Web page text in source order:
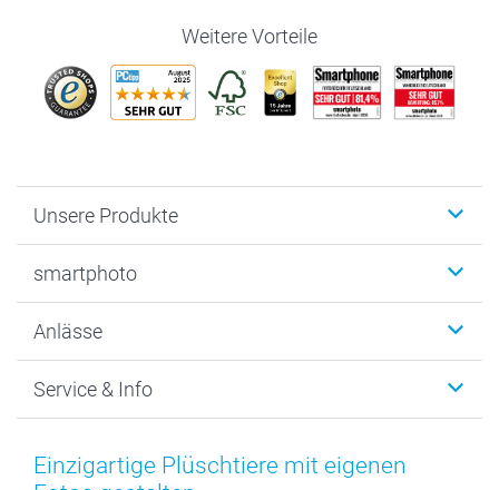
Weitere Vorteile
Unsere Produkte
Fotogeschenke
MyNameBook
Fotoabzüge, Fotos als Buch & Poster
Zubehör & Material
Foto-Kalender & Agenden
smartphoto
Warum smartphoto
Datenschutz
AGB
Impressum
Anlässe
Neujahr
Muttertag
Vatertag
Service & Info
Anmelden /Registrieren
Preise und Versandkosten
Einzigartige Plüschtiere mit eigenen